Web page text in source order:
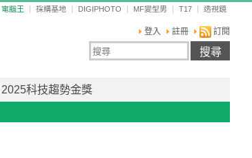
電腦王 採購基地 DIGIPHOTO MF變型男 T17 透視鏡
登入 註冊 訂閱
2025科技趨勢金獎